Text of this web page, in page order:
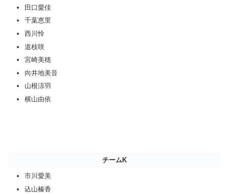
田口愛佳
千葉恵里
西川怜
道枝咲
宮崎美穂
向井地美音
山根涼羽
横山由依
チームK
市川愛美
込山榛香